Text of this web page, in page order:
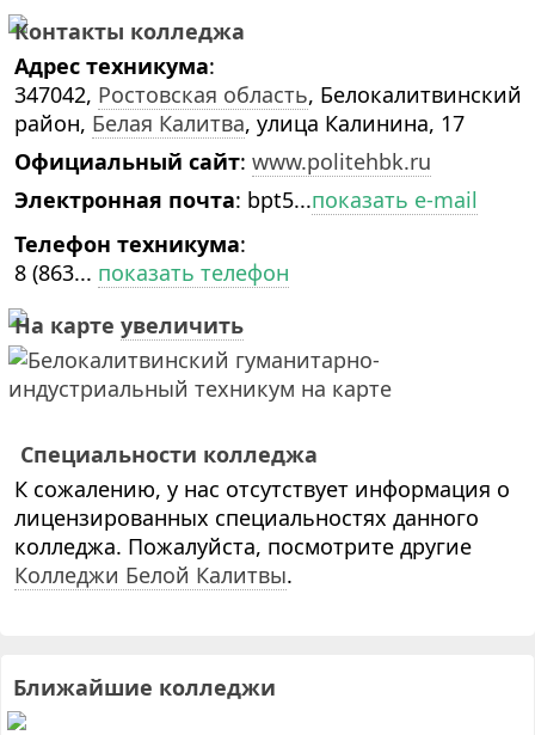
Контакты колледжа
Адрес техникума:
347042, Ростовская область, Белокалитвинский
район, Белая Калитва, улица Калинина, 17
Официальный сайт: www.politehbk.ru
Электронная почта: bpt5...показать e-mail
Телефон техникума:
8 (863... показать телефон
На карте увеличить
Специальности колледжа
К сожалению, у нас отсутствует информация о
лицензированных специальностях данного
колледжа. Пожалуйста, посмотрите другие
Колледжи Белой Калитвы.
Ближайшие колледжи